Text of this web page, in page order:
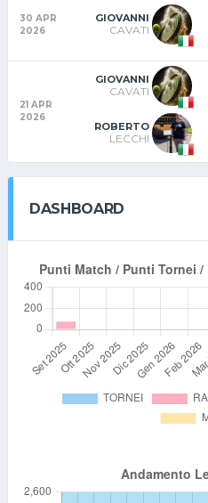
30 APR
2026
GIOVANNI
CAVATI
21 APR
2026
GIOVANNI
CAVATI
ROBERTO
LECCHI
DASHBOARD